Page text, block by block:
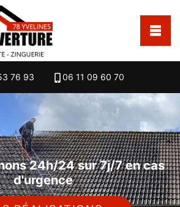
76 93 06 11 09 60 70
24h/24 sur 7j/7 en cas
d'urgence